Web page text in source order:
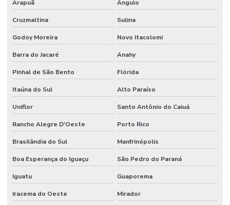
Arapuã Ângulo
Cruzmaltina Sulina
Godoy Moreira Novo Itacolomi
Barra do Jacaré Anahy
Pinhal de São Bento Flórida
Itaúna do Sul Alto Paraíso
Uniflor Santo Antônio do Caiuá
Rancho Alegre D'Oeste Porto Rico
Brasilândia do Sul Manfrinópolis
Boa Esperança do Iguaçu São Pedro do Paraná
Iguatu Guaporema
Iracema do Oeste Mirador